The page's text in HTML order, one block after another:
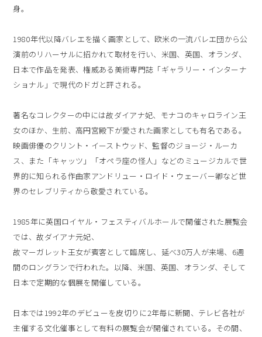
身。
1980年代以降バレエを描く画家として、欧米の一流バレエ団から公
演前のリハーサルに招かれて取材を行い、米国、英国、オランダ、
日本で作品を発表、権威ある美術専門誌「ギャラリー・インターナ
ショナル」で現代のドガと評される。
著名なコレクターの中には故ダイアナ妃、モナコのキャロライン王
女のほか、生前、高円宮殿下が愛された画家としても有名である。
映画俳優のクリント・イーストウッド、監督のジョージ・ルーカ
ス、また「キャッツ」「オペラ座の怪人」などのミュージカルで世
界的に知られる作曲家アンドリュー・ロイド・ウェーバー卿など世
界のセレブリティから敬愛されている。
1985年に英国ロイヤル・フェスティバルホールで開催された展覧会
では、故ダイアナ元妃、
故マーガレット王女が賓客として臨席し、延べ30万人が来場、6週
間のロングランで行われた。以降、米国、英国、オランダ、そして
日本で定期的な個展を開催している。
日本では1992年のデビューを皮切りに2年毎に新聞、テレビ各社が
主催する文化催事として有料の展覧会が開催されている。その間、